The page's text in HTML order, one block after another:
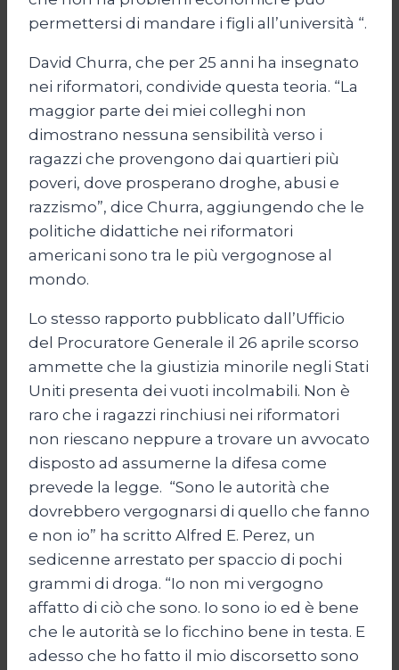
permettersi di mandare i figli all’università “.
David Churra, che per 25 anni ha insegnato
nei riformatori, condivide questa teoria. “La
maggior parte dei miei colleghi non
dimostrano nessuna sensibilità verso i
ragazzi che provengono dai quartieri più
poveri, dove prosperano droghe, abusi e
razzismo”, dice Churra, aggiungendo che le
politiche didattiche nei riformatori
americani sono tra le più vergognose al
mondo.
Lo stesso rapporto pubblicato dall’Ufficio
del Procuratore Generale il 26 aprile scorso
ammette che la giustizia minorile negli Stati
Uniti presenta dei vuoti incolmabili. Non è
raro che i ragazzi rinchiusi nei riformatori
non riescano neppure a trovare un avvocato
disposto ad assumerne la difesa come
prevede la legge. “Sono le autorità che
dovrebbero vergognarsi di quello che fanno
e non io” ha scritto Alfred E. Perez, un
sedicenne arrestato per spaccio di pochi
grammi di droga. “Io non mi vergogno
affatto di ciò che sono. Io sono io ed è bene
che le autorità se lo ficchino bene in testa. E
adesso che ho fatto il mio discorsetto sono